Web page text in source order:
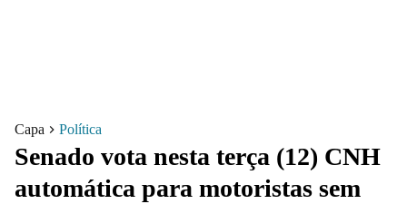
Capa Política
Senado vota nesta terça (12) CNH
automática para motoristas sem